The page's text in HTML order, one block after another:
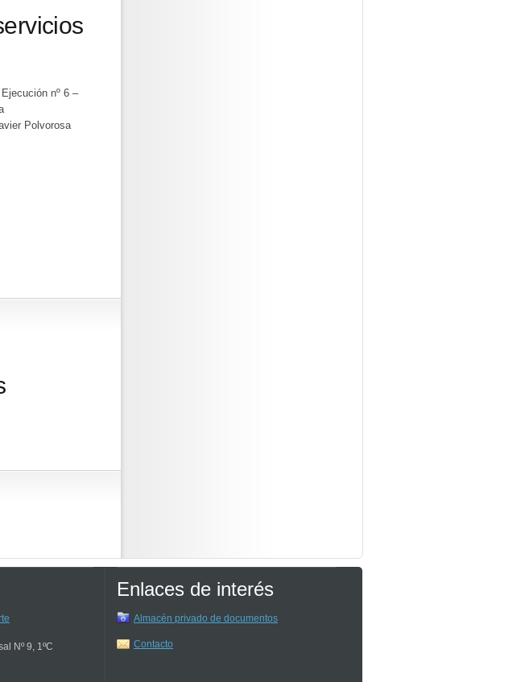
nº 6 –
Polvorosa
Nº 9, 1ºC
Enlaces de interés
Almacén privado de documentos
Contacto